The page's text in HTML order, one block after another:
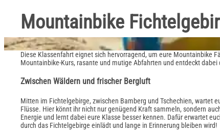
Mountainbike
Diese Klassenfahrt eignet sich hervorragend, um eure Mountainbike
Mountainbike-Kurs, rasante und mutige Abfahrten und entdeckt
Zwischen Wäldern und frischer Bergluft
Mitten im Fichtelgebirge, zwischen Bamberg und Tschechien, wartet
Flüsse. Hier könnt ihr nicht nur genügend Kraft sammeln, sondern
Energie und lernt dabei eure Klasse besser kennen. Dafür erwartet
durch das Fichtelgebirge einlädt und lange in Erinnerung bleiben wird!